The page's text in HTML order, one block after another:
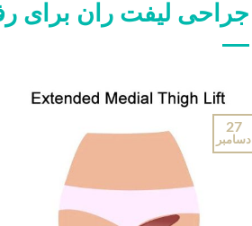
جراحی لیفت ران برای
27
دسامبر